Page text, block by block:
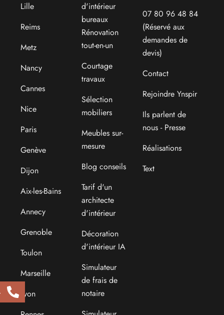
Lille
Reims
Metz
Nancy
Cannes
Nice
Paris
Genève
Dijon
Aix-les-Bains
Annecy
Grenoble
Toulon
Marseille
Lyon
d'intérieur
bureaux
Rénovation
tout-en-un
Courtage
travaux
Sélection
mobiliers
Meubles sur-
mesure
Blog conseils
Tarif d'un
architecte
d'intérieur
Décoration
d'intérieur IA
Simulateur
de frais de
notaire
07 80 96 48 84
(Réservé aux
demandes de
devis)
Contact
Rejoindre Ynspir
Ils parlent de
nous - Presse
Réalisations
Text